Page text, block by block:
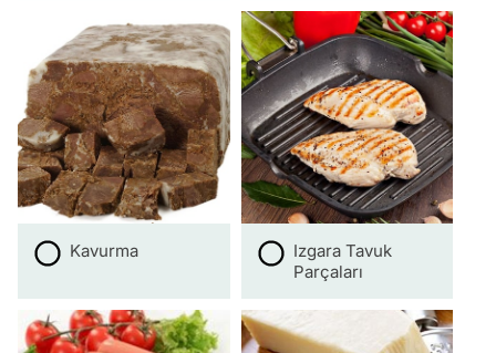
Kavurma
Izgara Tavuk
Parçaları